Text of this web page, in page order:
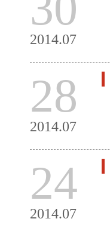
2014.07
28
2014.07
24
2014.07